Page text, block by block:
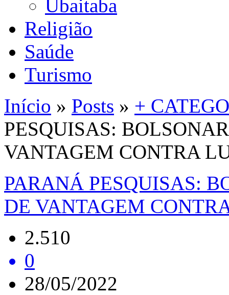
Ubaitaba
Religião
Saúde
Turismo
Início » Posts » +
PESQUISAS:
VANTAGEM CONTRA
PARANÁ PESQUISAS:
DE VANTAGEM
2.510
0
28/05/2022